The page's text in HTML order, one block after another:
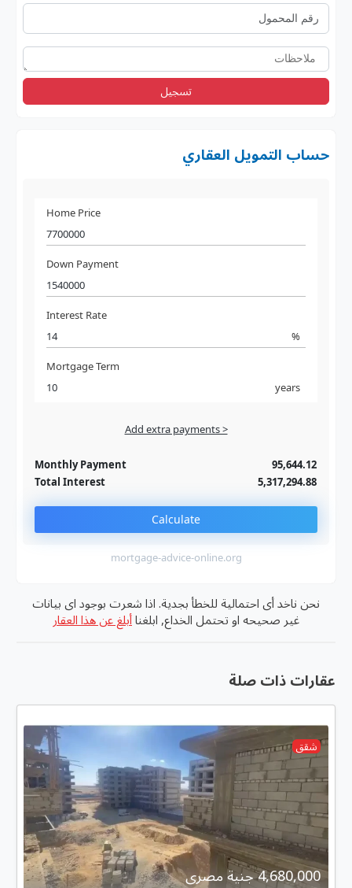
تسجيل
حساب التمويل العقاري
Home Price
Down Payment
Interest Rate
%
Mortgage Term
years
Add extra payments >
Monthly Payment
95,644.12
Total Interest
5,317,294.88
Calculate
mortgage-advice-online.org
نحن ناخد أى احتمالية للخطأ بجدية. اذا شعرت بوجود اى بيانات
غير صحيحه او تحتمل الخداع, ابلغنا أبلغ عن هذا العقار
عقارات ذات صلة
شقق
4,680,000 جنية مصرى